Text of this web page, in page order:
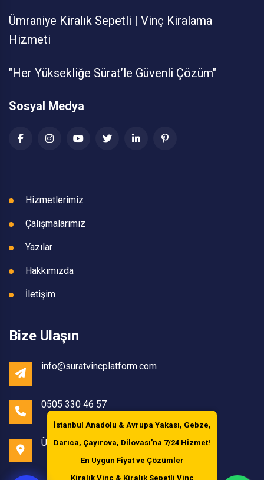
İstanbul Anadolu & Avrupa Yakası, Gebze,
Darıca, Çayırova, Dilovası’na 7/24 Hizmet!
En Uygun Fiyat ve Çözümler
Kiralık Vinç & Kiralık Sepetli Vinç
Ümraniye Kiralık Sepetli | Vinç Kiralama
Hizmeti
"Her Yüksekliğe Sürat’le Güvenli Çözüm"
Sosyal Medya
Hizmetlerimiz
Çalışmalarımız
Yazılar
Hakkımızda
İletişim
Bize Ulaşın
info@suratvincplatform.com
0505 330 46 57
Ümraniye /İstanbul